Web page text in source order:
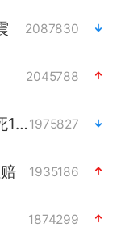
2087830
2045788
中国父女泰国骑摩托车坠崖1死1伤1975827
1935186
1874299